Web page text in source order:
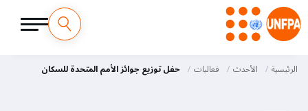
إلى
M
الرئيسية الأحدث فعاليات حفل توزيع جوائز الأمم المتحدة للسكان